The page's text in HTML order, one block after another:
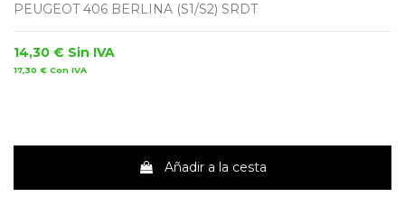
PEUGEOT 406 BERLINA (S1/S2) SRDT
14,30 € Sin IVA
17,30 € Con IVA
Añadir a la cesta